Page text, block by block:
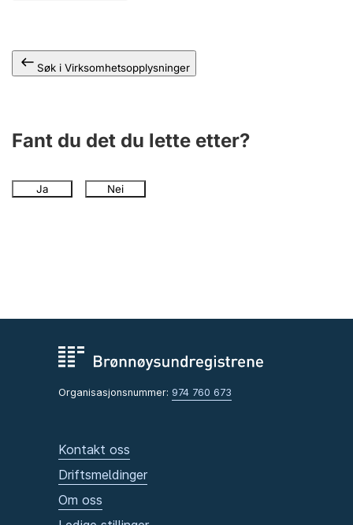
Søk i Virksomhetsopplysninger
Fant du det du lette etter?
Ja Nei
Organisasjonsnummer: 974 760 673
Kontakt oss
Driftsmeldinger
Om oss